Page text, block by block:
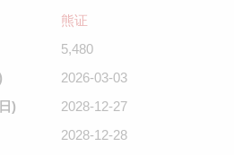
熊证
5,480
2026-03-03
)
2028-12-27
2028-12-28